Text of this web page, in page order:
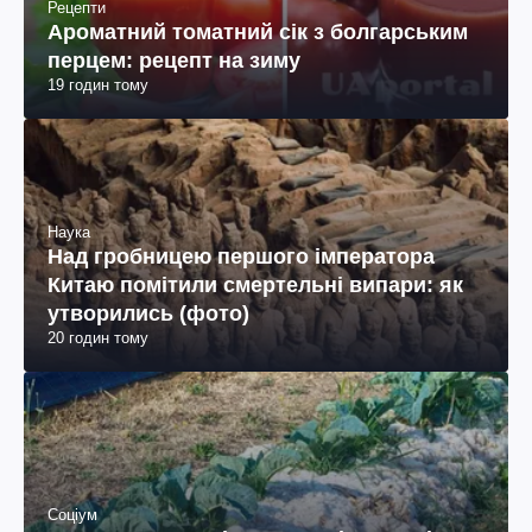
Рецепти
Ароматний томатний сік з болгарським
перцем: рецепт на зиму
19 годин тому
Наука
Над гробницею першого імператора
Китаю помітили смертельні випари: як
утворились (фото)
20 годин тому
Соціум